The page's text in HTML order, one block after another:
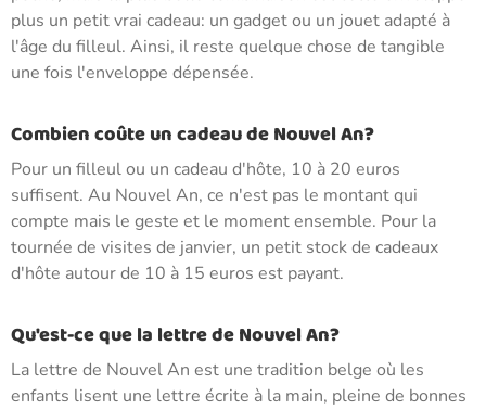
plus un petit vrai cadeau: un gadget ou un jouet adapté à
l'âge du filleul. Ainsi, il reste quelque chose de tangible
une fois l'enveloppe dépensée.
Combien coûte un cadeau de Nouvel An?
Pour un filleul ou un cadeau d'hôte, 10 à 20 euros
suffisent. Au Nouvel An, ce n'est pas le montant qui
compte mais le geste et le moment ensemble. Pour la
tournée de visites de janvier, un petit stock de cadeaux
d'hôte autour de 10 à 15 euros est payant.
Qu'est-ce que la lettre de Nouvel An?
La lettre de Nouvel An est une tradition belge où les
enfants lisent une lettre écrite à la main, pleine de bonnes